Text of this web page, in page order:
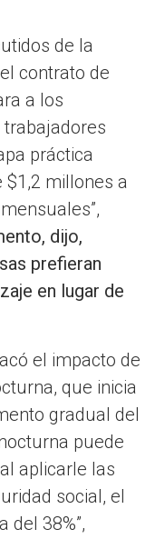
de la
contrato de
a los
práctica
$1,2 millones a
dijo,
prefieran
en lugar de
el impacto de
que inicia
gradual del
puede
aplicarle las
social, el
del 38%”,